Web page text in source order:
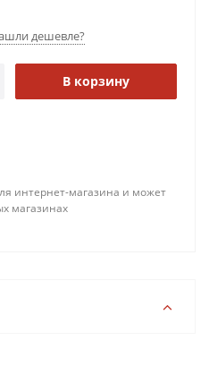
дешевле?
В корзину
интернет-магазина и может
магазинах